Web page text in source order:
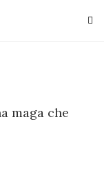
maga che